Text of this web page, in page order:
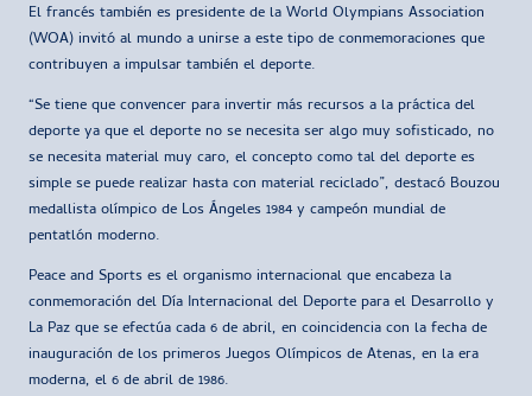
El francés también es presidente de la World Olympians Association
(WOA) invitó al mundo a unirse a este tipo de conmemoraciones que
contribuyen a impulsar también el deporte.
“Se tiene que convencer para invertir más recursos a la práctica del
deporte ya que el deporte no se necesita ser algo muy sofisticado, no
se necesita material muy caro, el concepto como tal del deporte es
simple se puede realizar hasta con material reciclado”, destacó Bouzou
medallista olímpico de Los Ángeles 1984 y campeón mundial de
pentatlón moderno.
Peace and Sports es el organismo internacional que encabeza la
conmemoración del Día Internacional del Deporte para el Desarrollo y
La Paz que se efectúa cada 6 de abril, en coincidencia con la fecha de
inauguración de los primeros Juegos Olímpicos de Atenas, en la era
moderna, el 6 de abril de 1986.